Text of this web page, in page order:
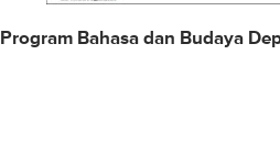
Program Bahasa dan Budaya